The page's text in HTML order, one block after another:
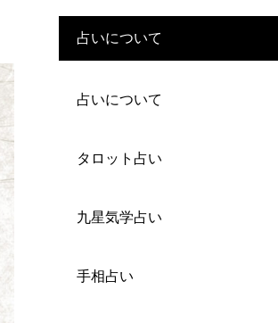
占いについて
占いについて
タロット占い
九星気学占い
手相占い